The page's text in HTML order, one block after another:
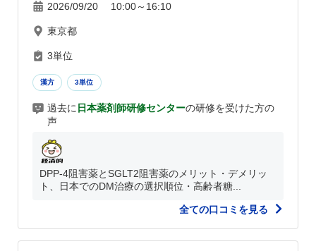
2026/09/20 10:00～16:10
東京都
3単位
漢方 3単位
過去に 日本薬剤師研修センターの研修を受けた方の
声
DPP-4阻害薬とSGLT2阻害薬のメリット・デメリッ
ト、日本でのDM治療の選択順位・高齢者糖...
全ての口コミを見る